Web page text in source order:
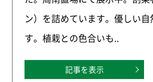
ン）を詰めています。優しい
す。植栽との色合いも..
記事を表示